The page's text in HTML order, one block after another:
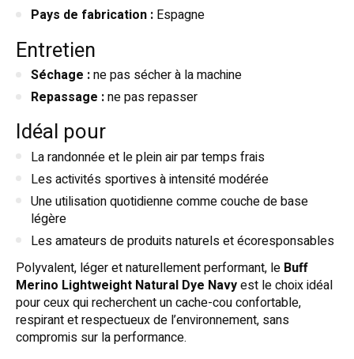
Pays de fabrication : Espagne
Entretien
Séchage :ne pas sécher à la machine
Repassage :ne pas repasser
Idéal pour
La randonnée et le plein air par temps frais
Les activités sportives à intensité modérée
Une utilisation quotidienne comme couche de base
légère
Les amateurs de produits naturels et écoresponsables
Polyvalent, léger et naturellement performant, le Buff
Merino Lightweight Natural Dye Navyest le choix idéal
pour ceux qui recherchent un cache-cou confortable,
respirant et respectueux de l’environnement, sans
compromis sur la performance.